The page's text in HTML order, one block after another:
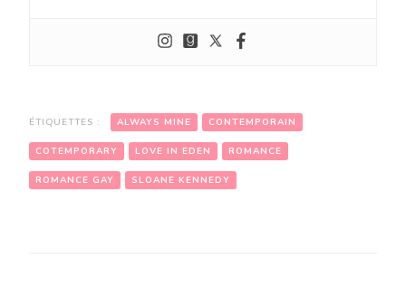
ÉTIQUETTES : ALWAYS MINE CONTEMPORAIN
COTEMPORARY LOVE IN EDEN ROMANCE
ROMANCE GAY SLOANE KENNEDY